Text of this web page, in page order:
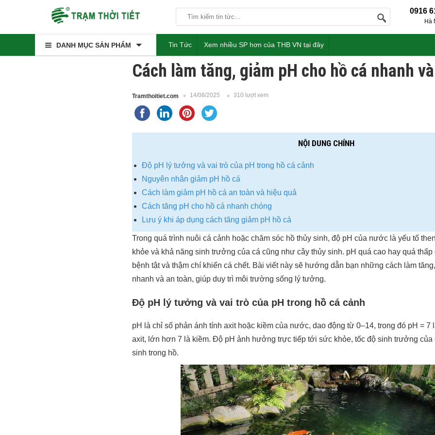
0916
Hà
DANH MỤC SẢN PHẨM Tin Tức Xem nhiều SP hơn của THB VN tại đây
Cách làm tăng, giảm pH cho hồ cá nhanh
Tramthoitiet.com 14/08/2025 310 lượt xem
NỘI DUNG CHÍNH
Độ pH lý tưởng và vai trò của pH trong hồ cá cảnh
Nguyên nhân giảm pH hồ cá
Cách làm giảm pH hồ cá an toàn và hiệu quả
Cách tăng pH cho hồ cá nhanh chóng
Lưu ý khi áp dụng cách tăng giảm pH hồ cá
Trong quá trình nuôi cá cảnh hoặc chăm sóc hồ thủy sinh, độ pH của nước là yếu tố
khỏe và khả năng sinh trưởng của cá cũng như cây thủy sinh. pH quá cao hay quá thấp
bệnh tật và thậm chí khiến cá chết. Bài viết này sẽ hướng dẫn bạn những cách làm
nhanh và an toàn, giúp duy trì môi trường sống lý tưởng.
Độ pH lý tưởng và vai trò của pH trong hồ cá cảnh
pH là chỉ số phản ánh tính axit hoặc kiềm của nước, dao động từ 0–14, trong đó pH = 7
axit, lớn hơn 7 là kiềm. Độ pH ảnh hưởng trực tiếp tới sức khỏe, tốc độ sinh trưởng của
sinh trong hồ.